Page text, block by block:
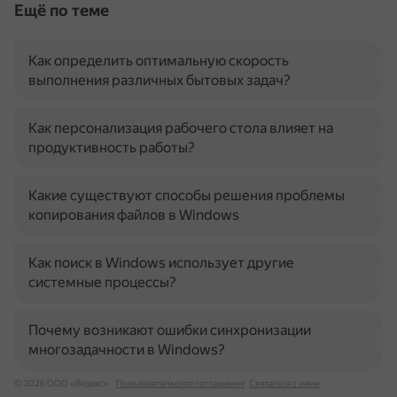
Ещё по теме
Как определить оптимальную скорость
выполнения различных бытовых задач?
Как персонализация рабочего стола влияет на
продуктивность работы?
Какие существуют способы решения проблемы
копирования файлов в Windows
Как поиск в Windows использует другие
системные процессы?
Почему возникают ошибки синхронизации
многозадачности в Windows?
© 2026 ООО «Яндекс» Пользовательское соглашение Связаться с нами